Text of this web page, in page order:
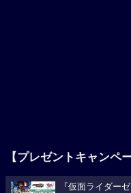
ライバーモデル